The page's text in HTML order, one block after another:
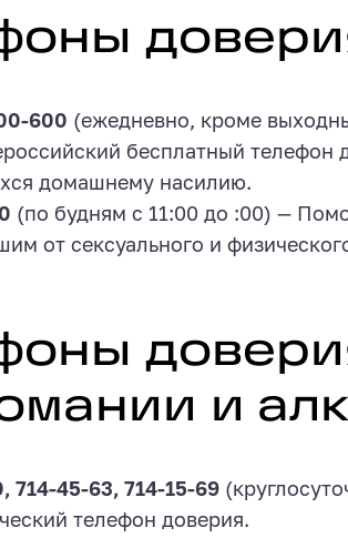
доверия для
600 (ежедневно, кроме
бесплатный телефон
домашнему насилию.
(по будням с 11:00 до :00) —
от сексуального и
доверия по
и
714-45-63, 714-15-69
телефон доверия.